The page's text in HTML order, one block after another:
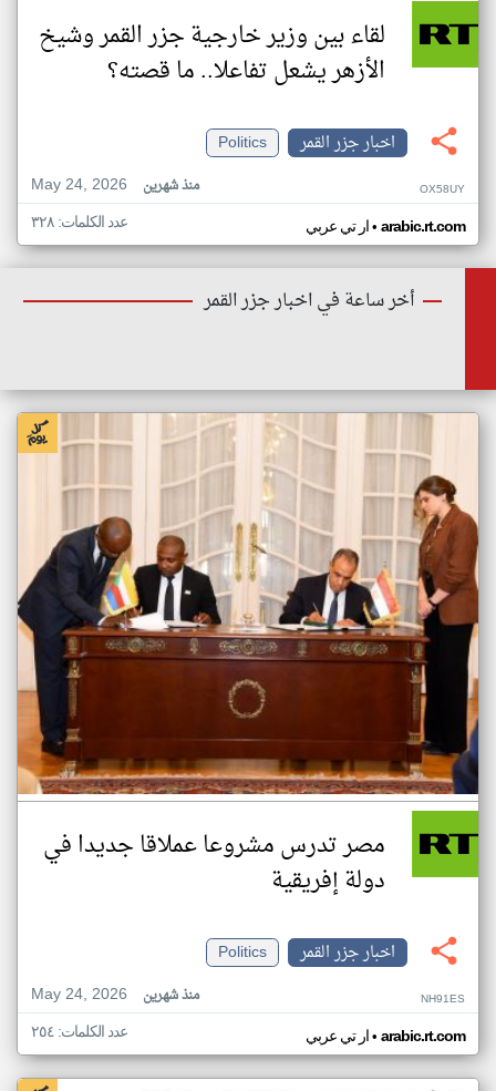
لقاء بين وزير خارجية جزر القمر وشيخ
الأزهر يشعل تفاعلا.. ما قصته؟
اخبار جزر القمر
Politics
May 24, 2026
منذ شهرين OX58UY
ار تي عربي• arabic.rt.com عدد الكلمات: ٣٢٨
أخر ساعة في اخبار جزر القمر
مصر تدرس مشروعا عملاقا جديدا في
دولة إفريقية
اخبار جزر القمر
Politics
May 24, 2026
منذ شهرين NH91ES
ار تي عربي• arabic.rt.com عدد الكلمات: ٢٥٤